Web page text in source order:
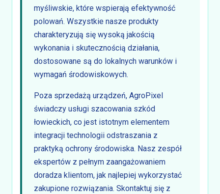
myśliwskie, które wspierają efektywność
polowań. Wszystkie nasze produkty
charakteryzują się wysoką jakością
wykonania i skutecznością działania,
dostosowane są do lokalnych warunków i
wymagań środowiskowych.
Poza sprzedażą urządzeń, AgroPixel
świadczy usługi szacowania szkód
łowieckich, co jest istotnym elementem
integracji technologii odstraszania z
praktyką ochrony środowiska. Nasz zespół
ekspertów z pełnym zaangażowaniem
doradza klientom, jak najlepiej wykorzystać
zakupione rozwiązania. Skontaktuj się z